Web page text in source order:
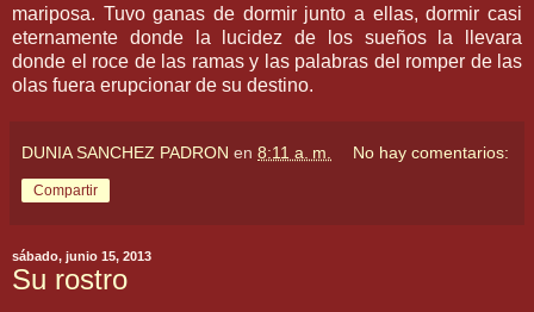
mariposa. Tuvo ganas de dormir junto a ellas, dormir casi
eternamente donde la lucidez de los sueños la llevara
donde el roce de las ramas y las palabras del romper de las
olas fuera erupcionar de su destino.
DUNIA SANCHEZ PADRON en 8:11 a. m. No hay comentarios:
Compartir
sábado, junio 15, 2013
Su rostro